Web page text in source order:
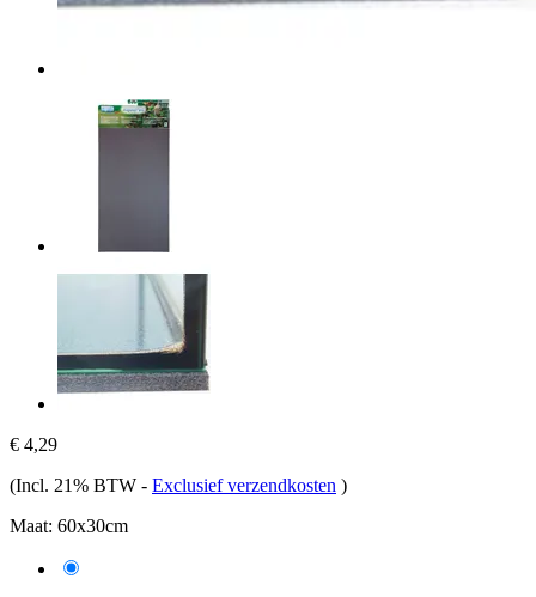
€ 4,29
(Incl. 21% BTW - Exclusief verzendkosten )
Maat: 60x30cm